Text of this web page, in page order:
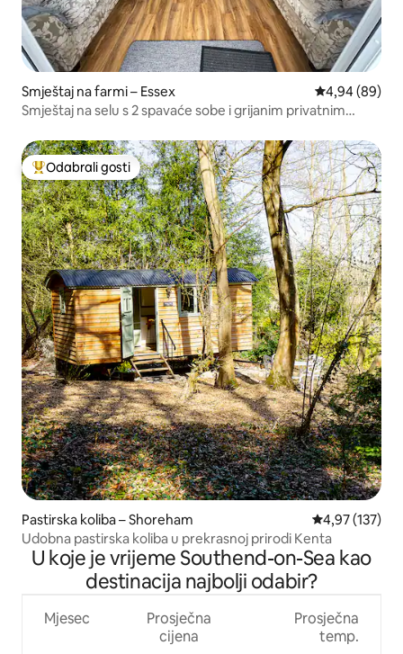
Smještaj na farmi – Essex Prosječna
4,94 (89)
Smještaj na selu s 2 spavaće sobe i grijanim privatnim
Među najviše rangiranima s oznakom „Odabrali gosti”
Odabrali gosti
Pastirska koliba – Shoreham Prosječna
4,97 (137)
Udobna pastirska koliba u prekrasnoj prirodi Kenta
U koje je vrijeme Southend-on-Sea kao
destinacija najbolji odabir?
Mjesec
Prosječna
cijena
Prosječna
temp.